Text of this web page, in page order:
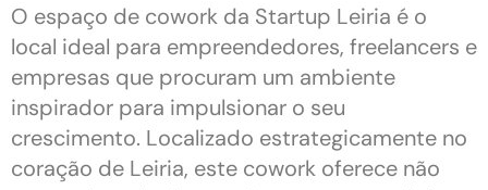
O espaço de cowork da Startup Leiria é o
local ideal para empreendedores, freelancers e
empresas que procuram um ambiente
inspirador para impulsionar o seu
crescimento. Localizado estrategicamente no
coração de Leiria, este cowork oferece não